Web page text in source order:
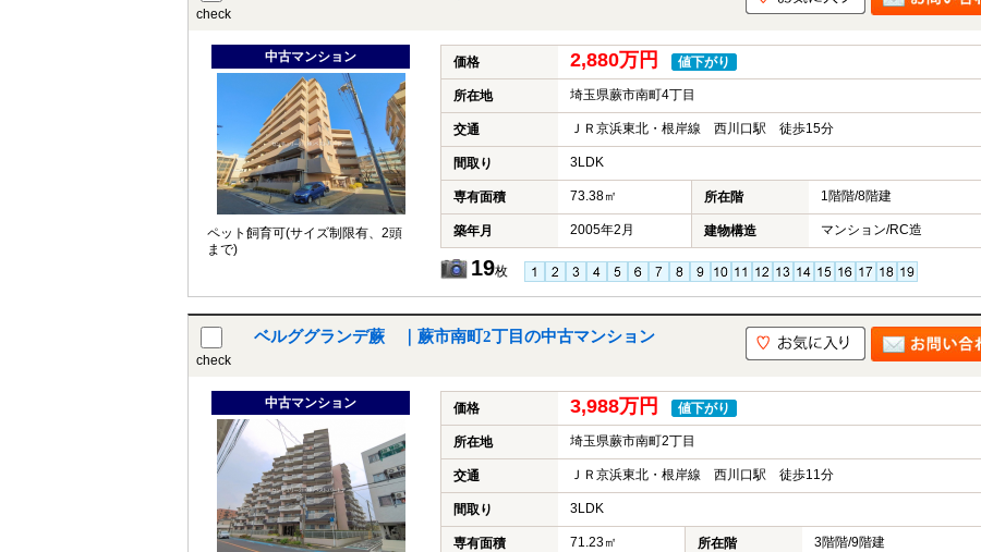
check
中古マンション
ペット飼育可(サイズ制限有、2頭
まで)
価格 2,880万円 値下がり
所在地 埼玉県蕨市南町4丁目
交通 ＪＲ京浜東北・根岸線 西川口駅 徒歩15分
間取り 3LDK
専有面積 73.38㎡ 所在階 1階階/8階建
築年月 2005年2月 建物構造 マンション/RC造
19枚
check
ベルググランデ蕨 ｜蕨市南町2丁目の中古マンション
中古マンション 価格 3,988万円 値下がり
所在地 埼玉県蕨市南町2丁目
交通 ＪＲ京浜東北・根岸線 西川口駅 徒歩11分
間取り 3LDK
専有面積 71.23㎡ 所在階 3階階/9階建